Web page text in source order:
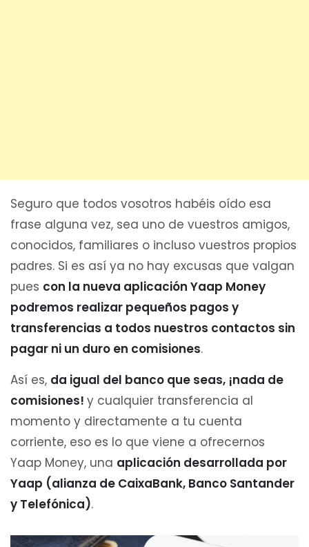
Seguro que todos vosotros habéis oído esa
frase alguna vez, sea uno de vuestros amigos,
conocidos, familiares o incluso vuestros propios
padres. Si es así ya no hay excusas que valgan
pues con la nueva aplicación Yaap Money
podremos realizar pequeños pagos y
transferencias a todos nuestros contactos sin
pagar ni un duro en comisiones.
Así es, da igual del banco que seas, ¡nada de
comisiones! y cualquier transferencia al
momento y directamente a tu cuenta
corriente, eso es lo que viene a ofrecernos
Yaap Money, una aplicación desarrollada por
Yaap (alianza de CaixaBank, Banco Santander
y Telefónica).